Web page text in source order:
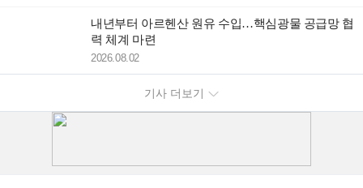
내년부터 아르헨산 원유 수입…핵심광물 공급망 협
력 체계 마련
2026.08.02
기사 더보기